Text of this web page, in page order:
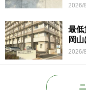
2026/
最低
岡
2026/